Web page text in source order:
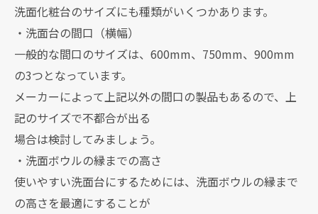
洗面化粧台のサイズにも種類がいくつかあります。
・洗面台の間口（横幅）
一般的な間口のサイズは、600mm、750mm、900mm
の3つとなっています。
メーカーによって上記以外の間口の製品もあるので、上
記のサイズで不都合が出る
場合は検討してみましょう。
・洗面ボウルの縁までの高さ
使いやすい洗面台にするためには、洗面ボウルの縁まで
の高さを最適にすることが